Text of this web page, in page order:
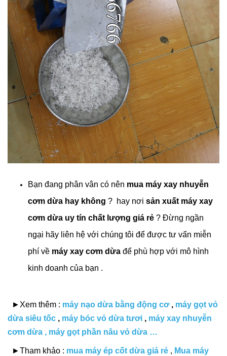
Bạn đang phân vân có nên mua máy xay nhuyễn
cơm dừa hay không ? hay nơi sản xuất máy xay
cơm dừa uy tín chất lượng giá rẻ ? Đừng ngần
ngại hãy liên hệ với chúng tôi để được tư vấn miễn
phí về máy xay cơm dừa để phù hợp với mô hình
kinh doanh của bạn .
►Xem thêm : máy nạo dừa bằng động cơ , máy gọt vỏ
dừa siêu tốc , máy bóc vỏ dừa tươi , máy xay nhuyễn
cơm dừa , máy gọt phần nâu vỏ dừa …
►Tham khảo : mua máy ép cốt dừa giá rẻ , Mua máy